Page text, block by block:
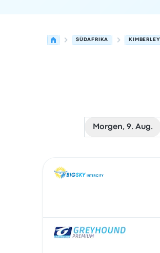
SÜDAFRIKA KIMBERLEY
Morgen, 9. Aug.